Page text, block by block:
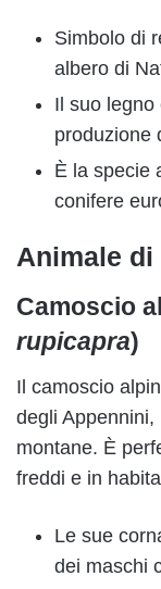
Simbolo di
albero di
Il suo legno
produzione
È la specie
conifere
Animale
Camoscio
rupicapra)
Il camoscio
degli
montane. È
freddi e in
Le sue
dei maschi